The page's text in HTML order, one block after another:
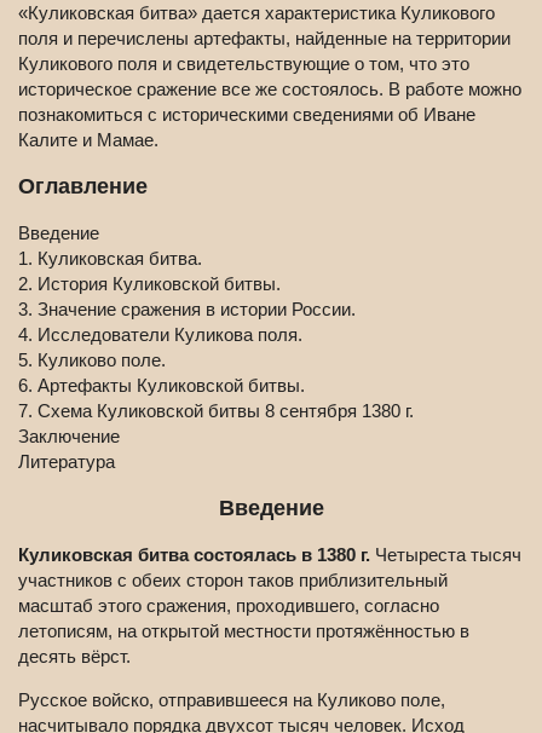
«Куликовская битва» дается характеристика Куликового
поля и перечислены артефакты, найденные на территории
Куликового поля и свидетельствующие о том, что это
историческое сражение все же состоялось. В работе можно
познакомиться с историческими сведениями об Иване
Калите и Мамае.
Оглавление
Введение
1. Куликовская битва.
2. История Куликовской битвы.
3. Значение сражения в истории России.
4. Исследователи Куликова поля.
5. Куликово поле.
6. Артефакты Куликовской битвы.
7. Схема Куликовской битвы 8 сентября 1380 г.
Заключение
Литература
Введение
Куликовская битва состоялась в 1380 г. Четыреста тысяч
участников с обеих сторон таков приблизительный
масштаб этого сражения, проходившего, согласно
летописям, на открытой местности протяжённостью в
десять вёрст.
Русское войско, отправившееся на Куликово поле,
насчитывало порядка двухсот тысяч человек. Исход